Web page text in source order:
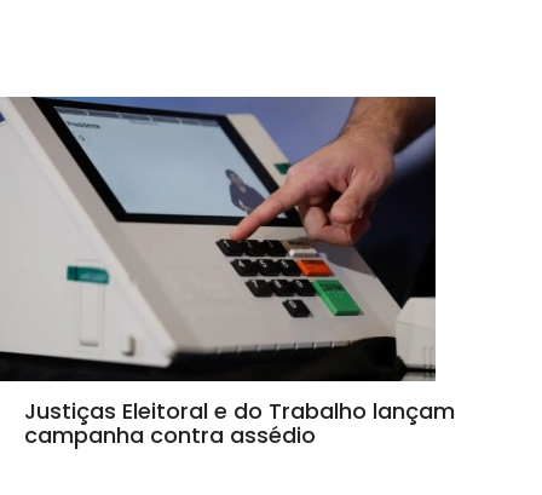
Justiças Eleitoral e do Trabalho lançam
campanha contra assédio